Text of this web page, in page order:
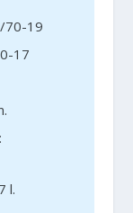
70-19
17
l.